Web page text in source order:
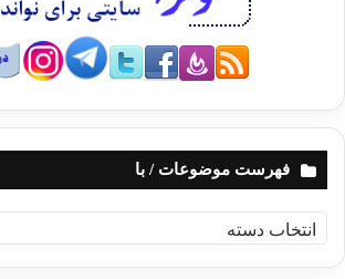
فهرست موضوعات / با
ه
ر